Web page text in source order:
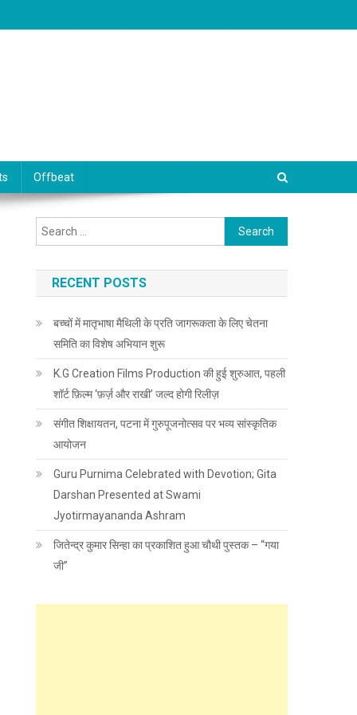
Offbeat
Search for:
RECENT POSTS
बच्चों में मातृभाषा मैथिली के प्रति जागरूकता के लिए चेतना
समिति का विशेष अभियान शुरू
K.G Creation Films Production की हुई शुरुआत, पहली
शॉर्ट फ़िल्म ‘फ़र्ज़ और राखी’ जल्द होगी रिलीज़
संगीत शिक्षायतन, पटना में गुरुपूजनोत्सव पर भव्य सांस्कृतिक
आयोजन
Guru Purnima Celebrated with Devotion; Gita
Darshan Presented at Swami
Jyotirmayananda Ashram
जितेन्द्र कुमार सिन्हा का प्रकाशित हुआ चौथी पुस्तक – “गया
जी”